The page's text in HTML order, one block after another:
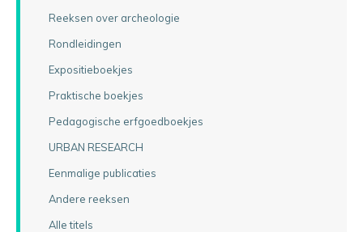
Reeksen over archeologie
Rondleidingen
Expositieboekjes
Praktische boekjes
Pedagogische erfgoedboekjes
URBAN RESEARCH
Eenmalige publicaties
Andere reeksen
Alle titels